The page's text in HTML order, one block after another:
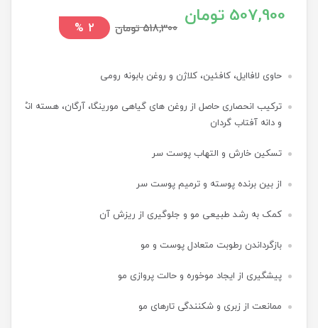
507,900 تومان 518,300 تومان 2
%
حاوی لافاایل، کافئین، کلاژن و روغن بابونه رومی
ترکیب انحصاری حاصل از روغن های گیاهی مورینگا، آرگان، هسته انگور
و دانه آفتاب گردان
تسکین خارش و التهاب پوست سر
از بین برنده پوسته و ترمیم پوست سر
کمک به رشد طبیعی مو و جلوگیری از ریزش آن
بازگرداندن رطوبت متعادل پوست و مو
پیشگیری از ایجاد موخوره و حالت پروازی مو
ممانعت از زبری و شکنندگی تارهای مو